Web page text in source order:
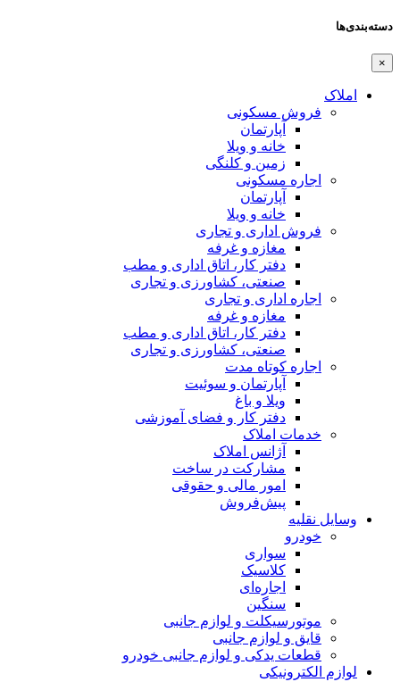
دسته‌بندی‌ها
×
املاک
فروش مسکونی
آپارتمان
خانه و ویلا
زمین و کلنگی
اجاره مسکونی
آپارتمان
خانه و ویلا
فروش اداری و تجاری
مغازه و غرفه
دفتر کار، اتاق اداری و مطب
صنعتی،‌ کشاورزی و تجاری
اجاره اداری و تجاری
مغازه و غرفه
دفتر کار، اتاق اداری و مطب
صنعتی،‌ کشاورزی و تجاری
اجاره کوتاه مدت
آپارتمان و سوئیت
ویلا و باغ
دفتر کار و فضای آموزشی
خدمات املاک
آژانس املاک
مشارکت در ساخت
امور مالی و حقوقی
پیش‌فروش
وسایل نقلیه
خودرو
سواری
کلاسیک
اجاره‌ای
سنگین
موتورسیکلت و لوازم جانبی
قایق و لوازم جانبی
قطعات یدکی و لوازم جانبی خودرو
لوازم الکترونیکی